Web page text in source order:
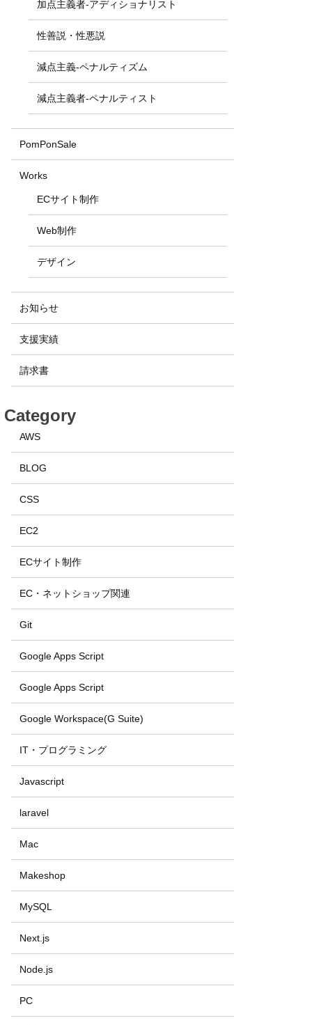
加点主義者-アディショナリスト
性善説・性悪説
減点主義-ペナルティズム
減点主義者-ペナルティスト
PomPonSale
Works
ECサイト制作
Web制作
デザイン
お知らせ
支援実績
請求書
Category
AWS
BLOG
CSS
EC2
ECサイト制作
EC・ネットショップ関連
Git
Google Apps Script
Google Apps Script
Google Workspace(G Suite)
IT・プログラミング
Javascript
laravel
Mac
Makeshop
MySQL
Next.js
Node.js
PC